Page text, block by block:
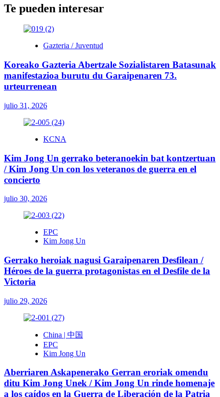
CC
Partido
del
Trabajo
Corea
depura
a
la
traidora
Jang
Thaek
Te pueden interesar
Gazteria / Juventud
Koreako Gazteria Abertzale Sozialistaren Batasunak
manifestazioa burutu du Garaipenaren 73.
urteurrenean
julio 31, 2026
KCNA
Kim Jong Un gerrako beteranoekin bat kontzertuan
/ Kim Jong Un con los veteranos de guerra en el
concierto
julio 30, 2026
EPC
Kim Jong Un
Gerrako heroiak nagusi Garaipenaren Desfilean /
Héroes de la guerra protagonistas en el Desfile de la
Victoria
julio 29, 2026
China | 中国
EPC
Kim Jong Un
Aberriaren Askapenerako Gerran eroriak omendu
ditu Kim Jong Unek / Kim Jong Un rinde homenaje
a los caídos en la Guerra de Liberación de la Patria